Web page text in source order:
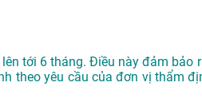
tới 6 tháng. Điều này đảm bảo
theo yêu cầu của đơn vị thẩm